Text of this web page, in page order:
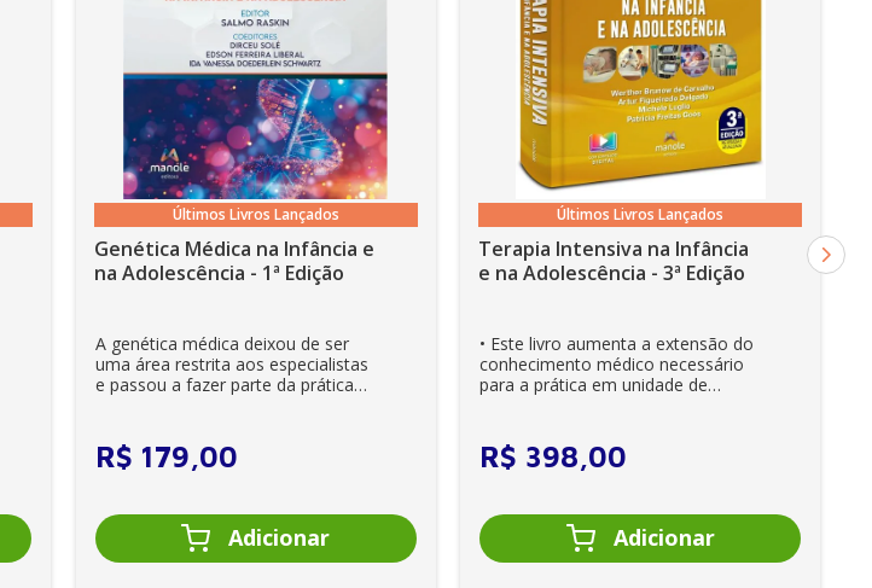
Últimos Livros Lançados
Genética Médica na Infância e
na Adolescência - 1ª Edição
A genética médica deixou de ser
uma área restrita aos especialistas
e passou a fazer parte da prática
R$ 179,00
Últimos Livros Lançados
Terapia Intensiva na Infância
e na Adolescência - 3ª Edição
• Este livro aumenta a extensão do
conhecimento médico necessário
para a prática em unidade de
R$ 398,00